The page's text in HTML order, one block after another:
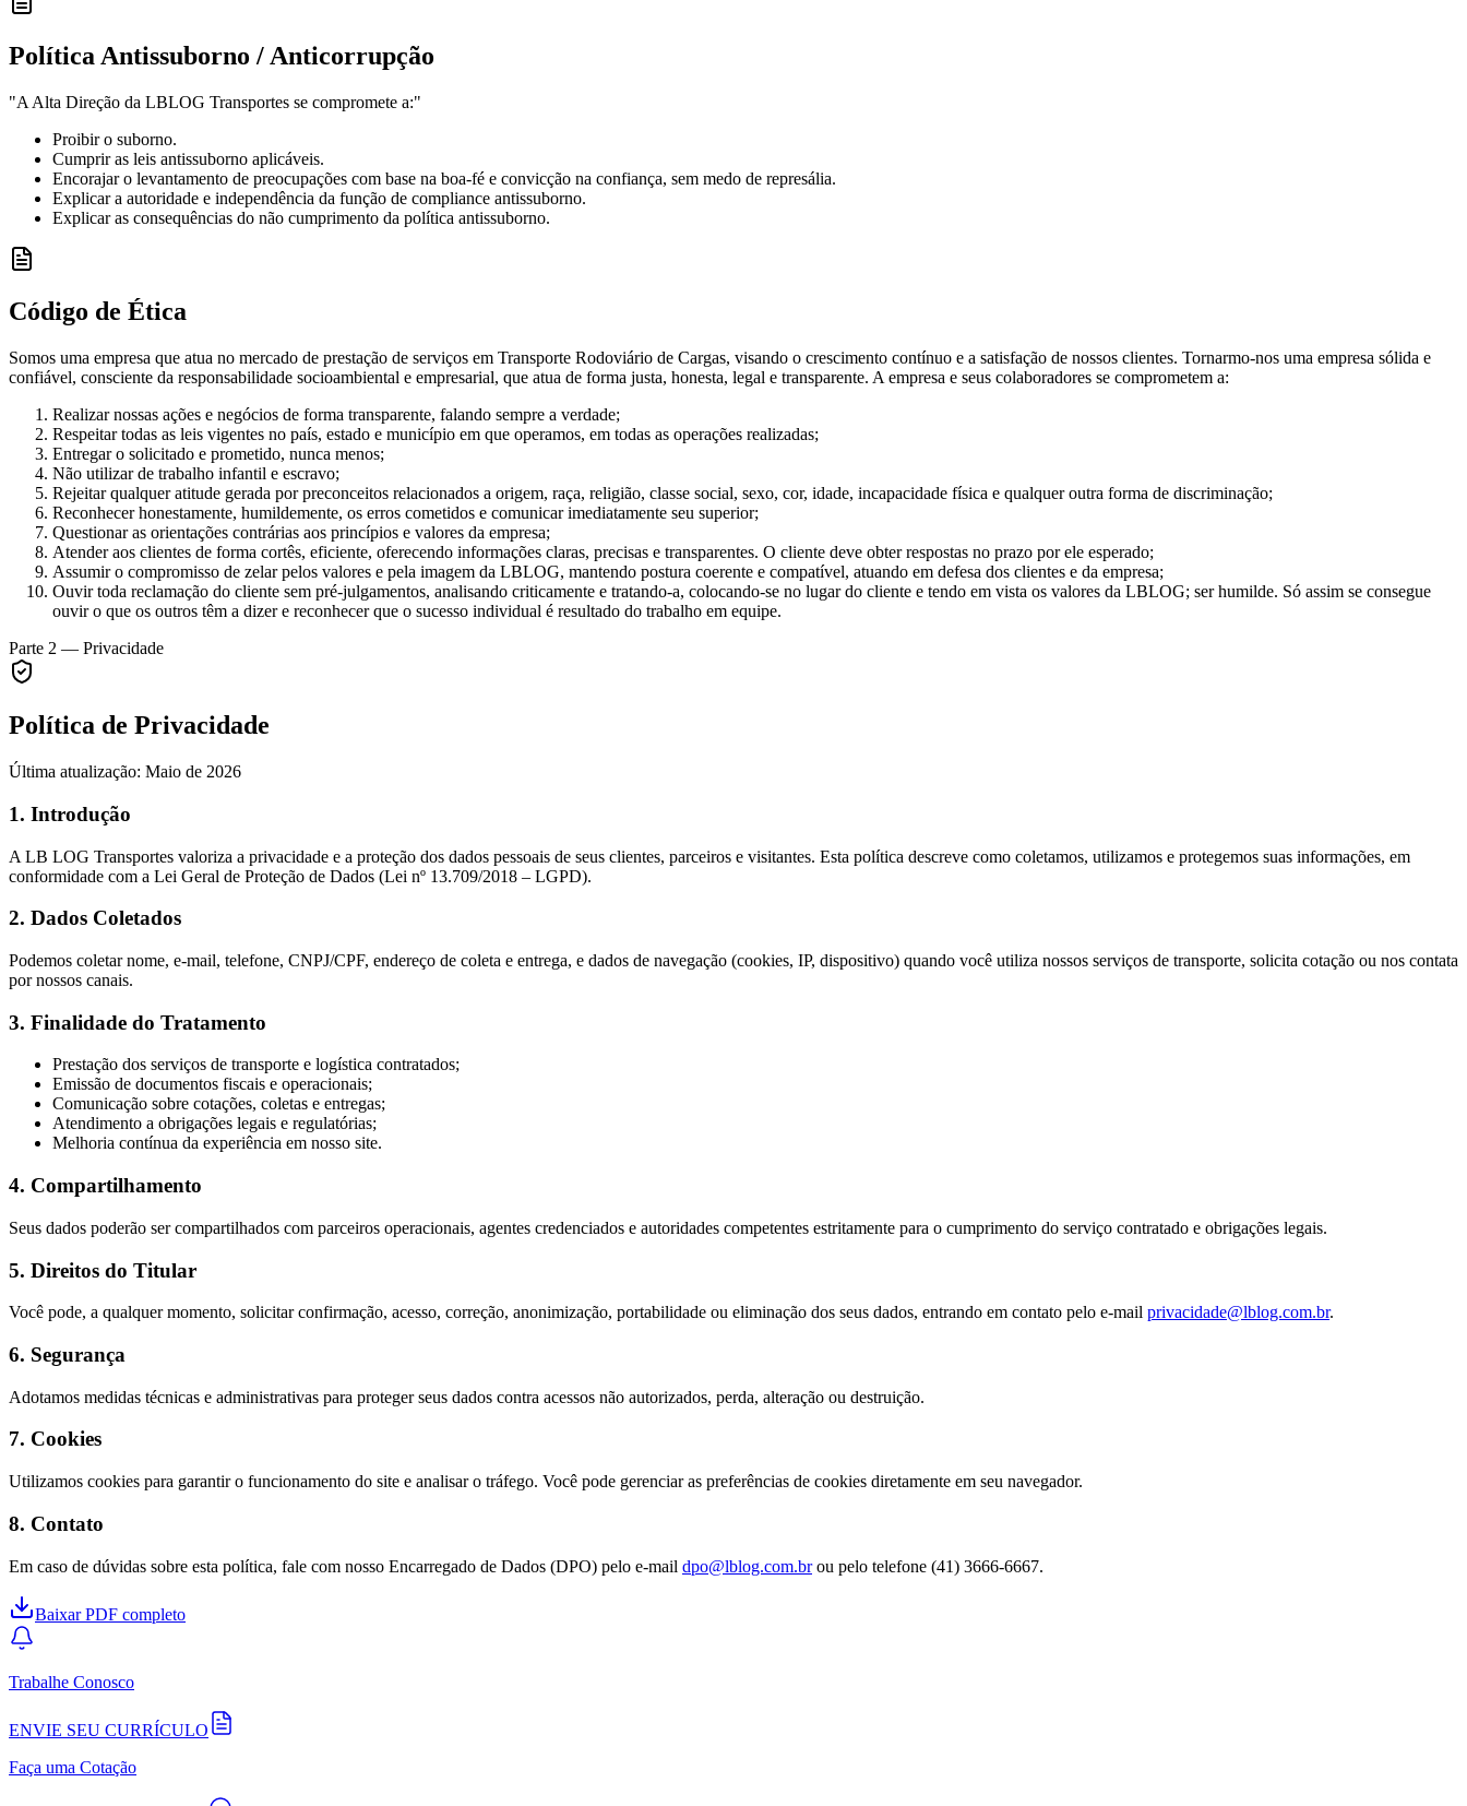
Política Antissuborno / Anticorrupção
"A Alta Direção da LBLOG Transportes se compromete a:"
Proibir o suborno.
Cumprir as leis antissuborno aplicáveis.
Encorajar o levantamento de preocupações com base na boa-fé e convicção na confiança, sem medo de represália.
Explicar a autoridade e independência da função de compliance antissuborno.
Explicar as consequências do não cumprimento da política antissuborno.
Código de Ética
Somos uma empresa que atua no mercado de prestação de serviços em Transporte Rodoviário de Cargas, visando o crescimento contínuo e a satisfação de nossos clientes. Tornarmo-nos uma empresa sólida e
confiável, consciente da responsabilidade socioambiental e empresarial, que atua de forma justa, honesta, legal e transparente. A empresa e seus colaboradores se comprometem a:
Realizar nossas ações e negócios de forma transparente, falando sempre a verdade;
Respeitar todas as leis vigentes no país, estado e município em que operamos, em todas as operações realizadas;
Entregar o solicitado e prometido, nunca menos;
Não utilizar de trabalho infantil e escravo;
Rejeitar qualquer atitude gerada por preconceitos relacionados a origem, raça, religião, classe social, sexo, cor, idade, incapacidade física e qualquer outra forma de discriminação;
Reconhecer honestamente, humildemente, os erros cometidos e comunicar imediatamente seu superior;
Questionar as orientações contrárias aos princípios e valores da empresa;
Atender aos clientes de forma cortês, eficiente, oferecendo informações claras, precisas e transparentes. O cliente deve obter respostas no prazo por ele esperado;
Assumir o compromisso de zelar pelos valores e pela imagem da LBLOG, mantendo postura coerente e compatível, atuando em defesa dos clientes e da empresa;
Ouvir toda reclamação do cliente sem pré-julgamentos, analisando criticamente e tratando-a, colocando-se no lugar do cliente e tendo em vista os valores da LBLOG; ser humilde. Só assim se consegue
ouvir o que os outros têm a dizer e reconhecer que o sucesso individual é resultado do trabalho em equipe.
Parte 2 — Privacidade
Política de Privacidade
Última atualização: Maio de 2026
1. Introdução
A LB LOG Transportes valoriza a privacidade e a proteção dos dados pessoais de seus clientes, parceiros e visitantes. Esta política descreve como coletamos, utilizamos e protegemos suas informações, em
conformidade com a Lei Geral de Proteção de Dados (Lei nº 13.709/2018 – LGPD).
2. Dados Coletados
Podemos coletar nome, e-mail, telefone, CNPJ/CPF, endereço de coleta e entrega, e dados de navegação (cookies, IP, dispositivo) quando você utiliza nossos serviços de transporte, solicita cotação ou nos contata
por nossos canais.
3. Finalidade do Tratamento
Prestação dos serviços de transporte e logística contratados;
Emissão de documentos fiscais e operacionais;
Comunicação sobre cotações, coletas e entregas;
Atendimento a obrigações legais e regulatórias;
Melhoria contínua da experiência em nosso site.
4. Compartilhamento
Seus dados poderão ser compartilhados com parceiros operacionais, agentes credenciados e autoridades competentes estritamente para o cumprimento do serviço contratado e obrigações legais.
5. Direitos do Titular
Você pode, a qualquer momento, solicitar confirmação, acesso, correção, anonimização, portabilidade ou eliminação dos seus dados, entrando em contato pelo e-mail privacidade@lblog.com.br.
6. Segurança
Adotamos medidas técnicas e administrativas para proteger seus dados contra acessos não autorizados, perda, alteração ou destruição.
7. Cookies
Utilizamos cookies para garantir o funcionamento do site e analisar o tráfego. Você pode gerenciar as preferências de cookies diretamente em seu navegador.
8. Contato
Em caso de dúvidas sobre esta política, fale com nosso Encarregado de Dados (DPO) pelo e-mail dpo@lblog.com.brou pelo telefone (41) 3666-6667.
Baixar PDF completo
Trabalhe Conosco
ENVIE SEU CURRÍCULO
Faça uma Cotação